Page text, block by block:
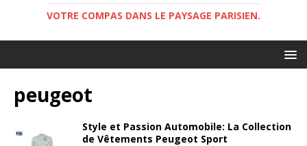
VOTRE COMPAS DANS LE PAYSAGE PARISIEN.
peugeot
Style et Passion Automobile: La Collection
de Vêtements Peugeot Sport